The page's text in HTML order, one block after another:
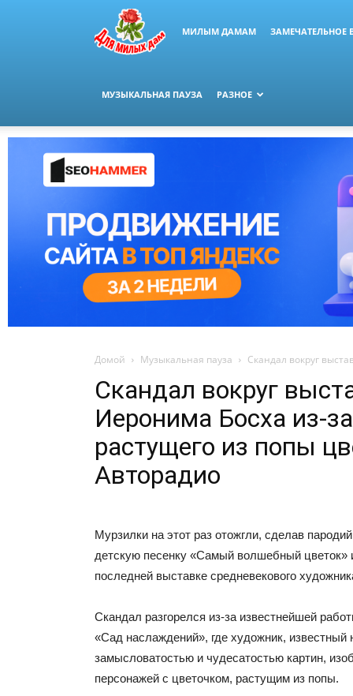
МИЛЫМ ДАМАМ ЗАМЕЧАТЕЛЬНОЕ
МУЗЫКАЛЬНАЯ ПАУЗА РАЗНОЕ
Домой Музыкальная пауза Скандал вокруг
Скандал вокруг
Иеронима Босха из-за
растущего из попы
Авторадио
Мурзилки на этот раз отожгли, сделав
детскую песенку «Самый волшебный цветок»
последней выставке средневекового
Скандал разгорелся из-за известнейшей
«Сад наслаждений», где художник, известный
замысловатостью и чудесатостью картин,
персонажей с цветочком, растущим из попы.